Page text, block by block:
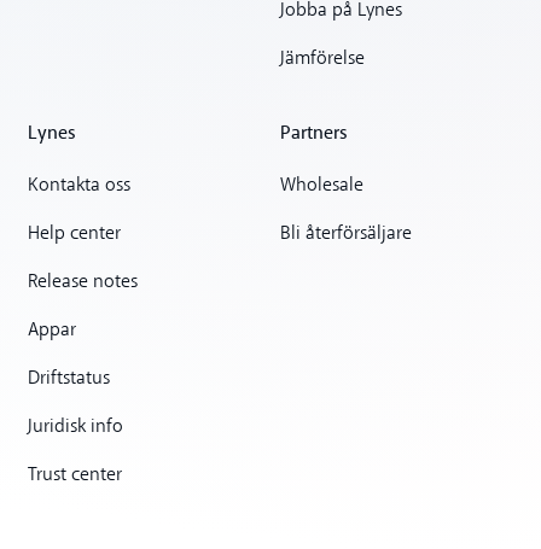
Jobba på Lynes
Jämförelse
Lynes
Kontakta oss
Help center
Release notes
Appar
Driftstatus
Juridisk info
Trust center
Partners
Wholesale
Bli återförsäljare